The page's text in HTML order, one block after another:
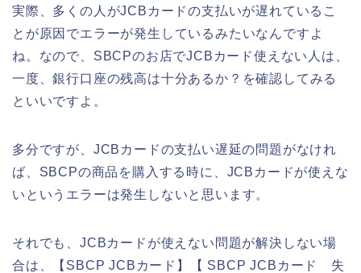
実際、多くの人がJCBカードの支払いが遅れているこ
とが原因でエラーが発生しているみたいなんですよ
ね。なので、SBCPのお店でJCBカード使えない人は、
一度、銀行口座の残高は十分あるか？を確認してみる
といいですよ。
多分ですが、JCBカードの支払い遅延の問題がなけれ
ば、SBCPの商品を購入する時に、JCBカードが使えな
いというエラーは発生しないと思います。
それでも、JCBカードが使えない問題が解決しない場
合は、【SBCP JCBカード】【 SBCP JCBカード 失